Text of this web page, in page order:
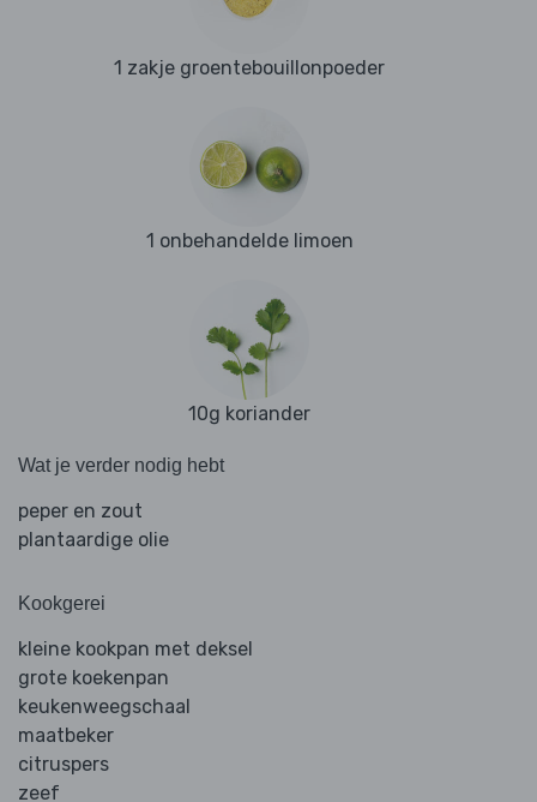
1 zakje groentebouillonpoeder
1 onbehandelde limoen
10g koriander
Wat je verder nodig hebt
peper en zout
plantaardige olie
Kookgerei
kleine kookpan met deksel
grote koekenpan
keukenweegschaal
maatbeker
citruspers
zeef